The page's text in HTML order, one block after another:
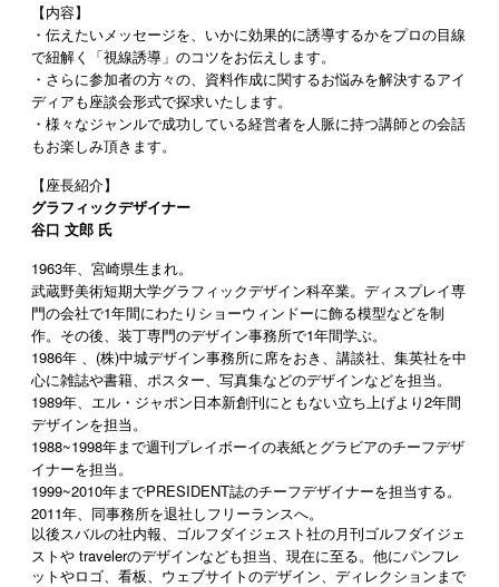
【内容】
・伝えたいメッセージを、いかに効果的に誘導するかをプロの目線
で紐解く「視線誘導」のコツをお伝えします。
・さらに参加者の方々の、資料作成に関するお悩みを解決するアイ
ディアも座談会形式で探求いたします。
・様々なジャンルで成功している経営者を人脈に持つ講師との会話
もお楽しみ頂きます。
【座長紹介】
グラフィックデザイナー
谷口 文郎 氏
1963年、宮崎県生まれ。
武蔵野美術短期大学グラフィックデザイン科卒業。ディスプレイ専
門の会社で1年間にわたりショーウィンドーに飾る模型などを制
作。その後、装丁専門のデザイン事務所で1年間学ぶ。
1986年 、(株)中城デザイン事務所に席をおき、講談社、集英社を中
心に雑誌や書籍、ポスター、写真集などのデザインなどを担当。
1989年、エル・ジャポン日本新創刊にともない立ち上げより2年間
デザインを担当。
1988~1998年まで週刊プレイボーイの表紙とグラビアのチーフデザ
イナーを担当。
1999~2010年までPRESIDENT誌のチーフデザイナーを担当する。
2011年、同事務所を退社しフリーランスへ。
以後スバルの社内報、ゴルフダイジェスト社の月刊ゴルフダイジェ
ストや travelerのデザインなども担当、現在に至る。他にパンフレ
ットやロゴ、看板、ウェブサイトのデザイン、ディレクションまで